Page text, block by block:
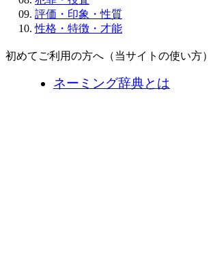
評価・印象・性質
性格・特徴・才能
初めてご利用の方へ（当サイトの使い方）
ネーミング辞典とは